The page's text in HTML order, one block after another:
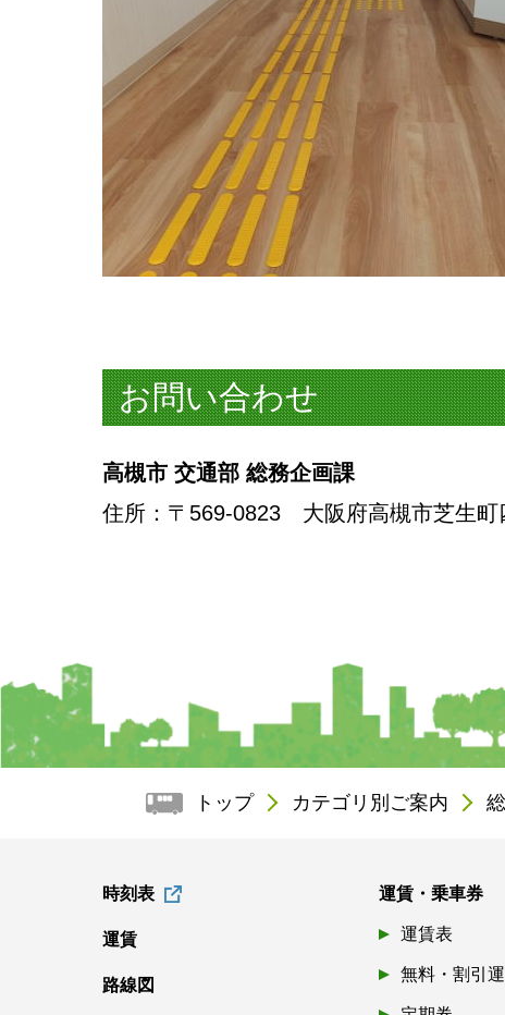
お問い合わせ
高槻市 交通部 総務企画課
住所 ：〒569-0823 大阪府高槻市芝生町
トップ カテゴリ別ご案内
時刻表
運賃
路線図
運賃・乗車券
運賃表
無料・割引